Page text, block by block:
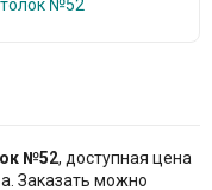
№52, доступная цена
Заказать можно